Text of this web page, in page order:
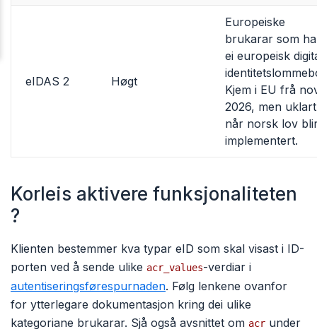
eIDAS 2 Høgt
Europeiske
brukarar som
ei europeisk
Kjem i EU frå
2026, men uklart
når norsk lov
implementert.
Korleis aktivere funksjonaliteten
?
Klienten bestemmer kva typar eID som skal visast i ID-
porten ved å sende ulike acr_values-verdiar i
autentiseringsførespurnaden. Følg lenkene ovanfor
for ytterlegare dokumentasjon kring dei ulike
kategoriane brukarar. Sjå også avsnittet om acr under